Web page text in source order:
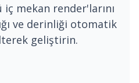
mekan render'larını
ve derinliği otomatik
geliştirin.